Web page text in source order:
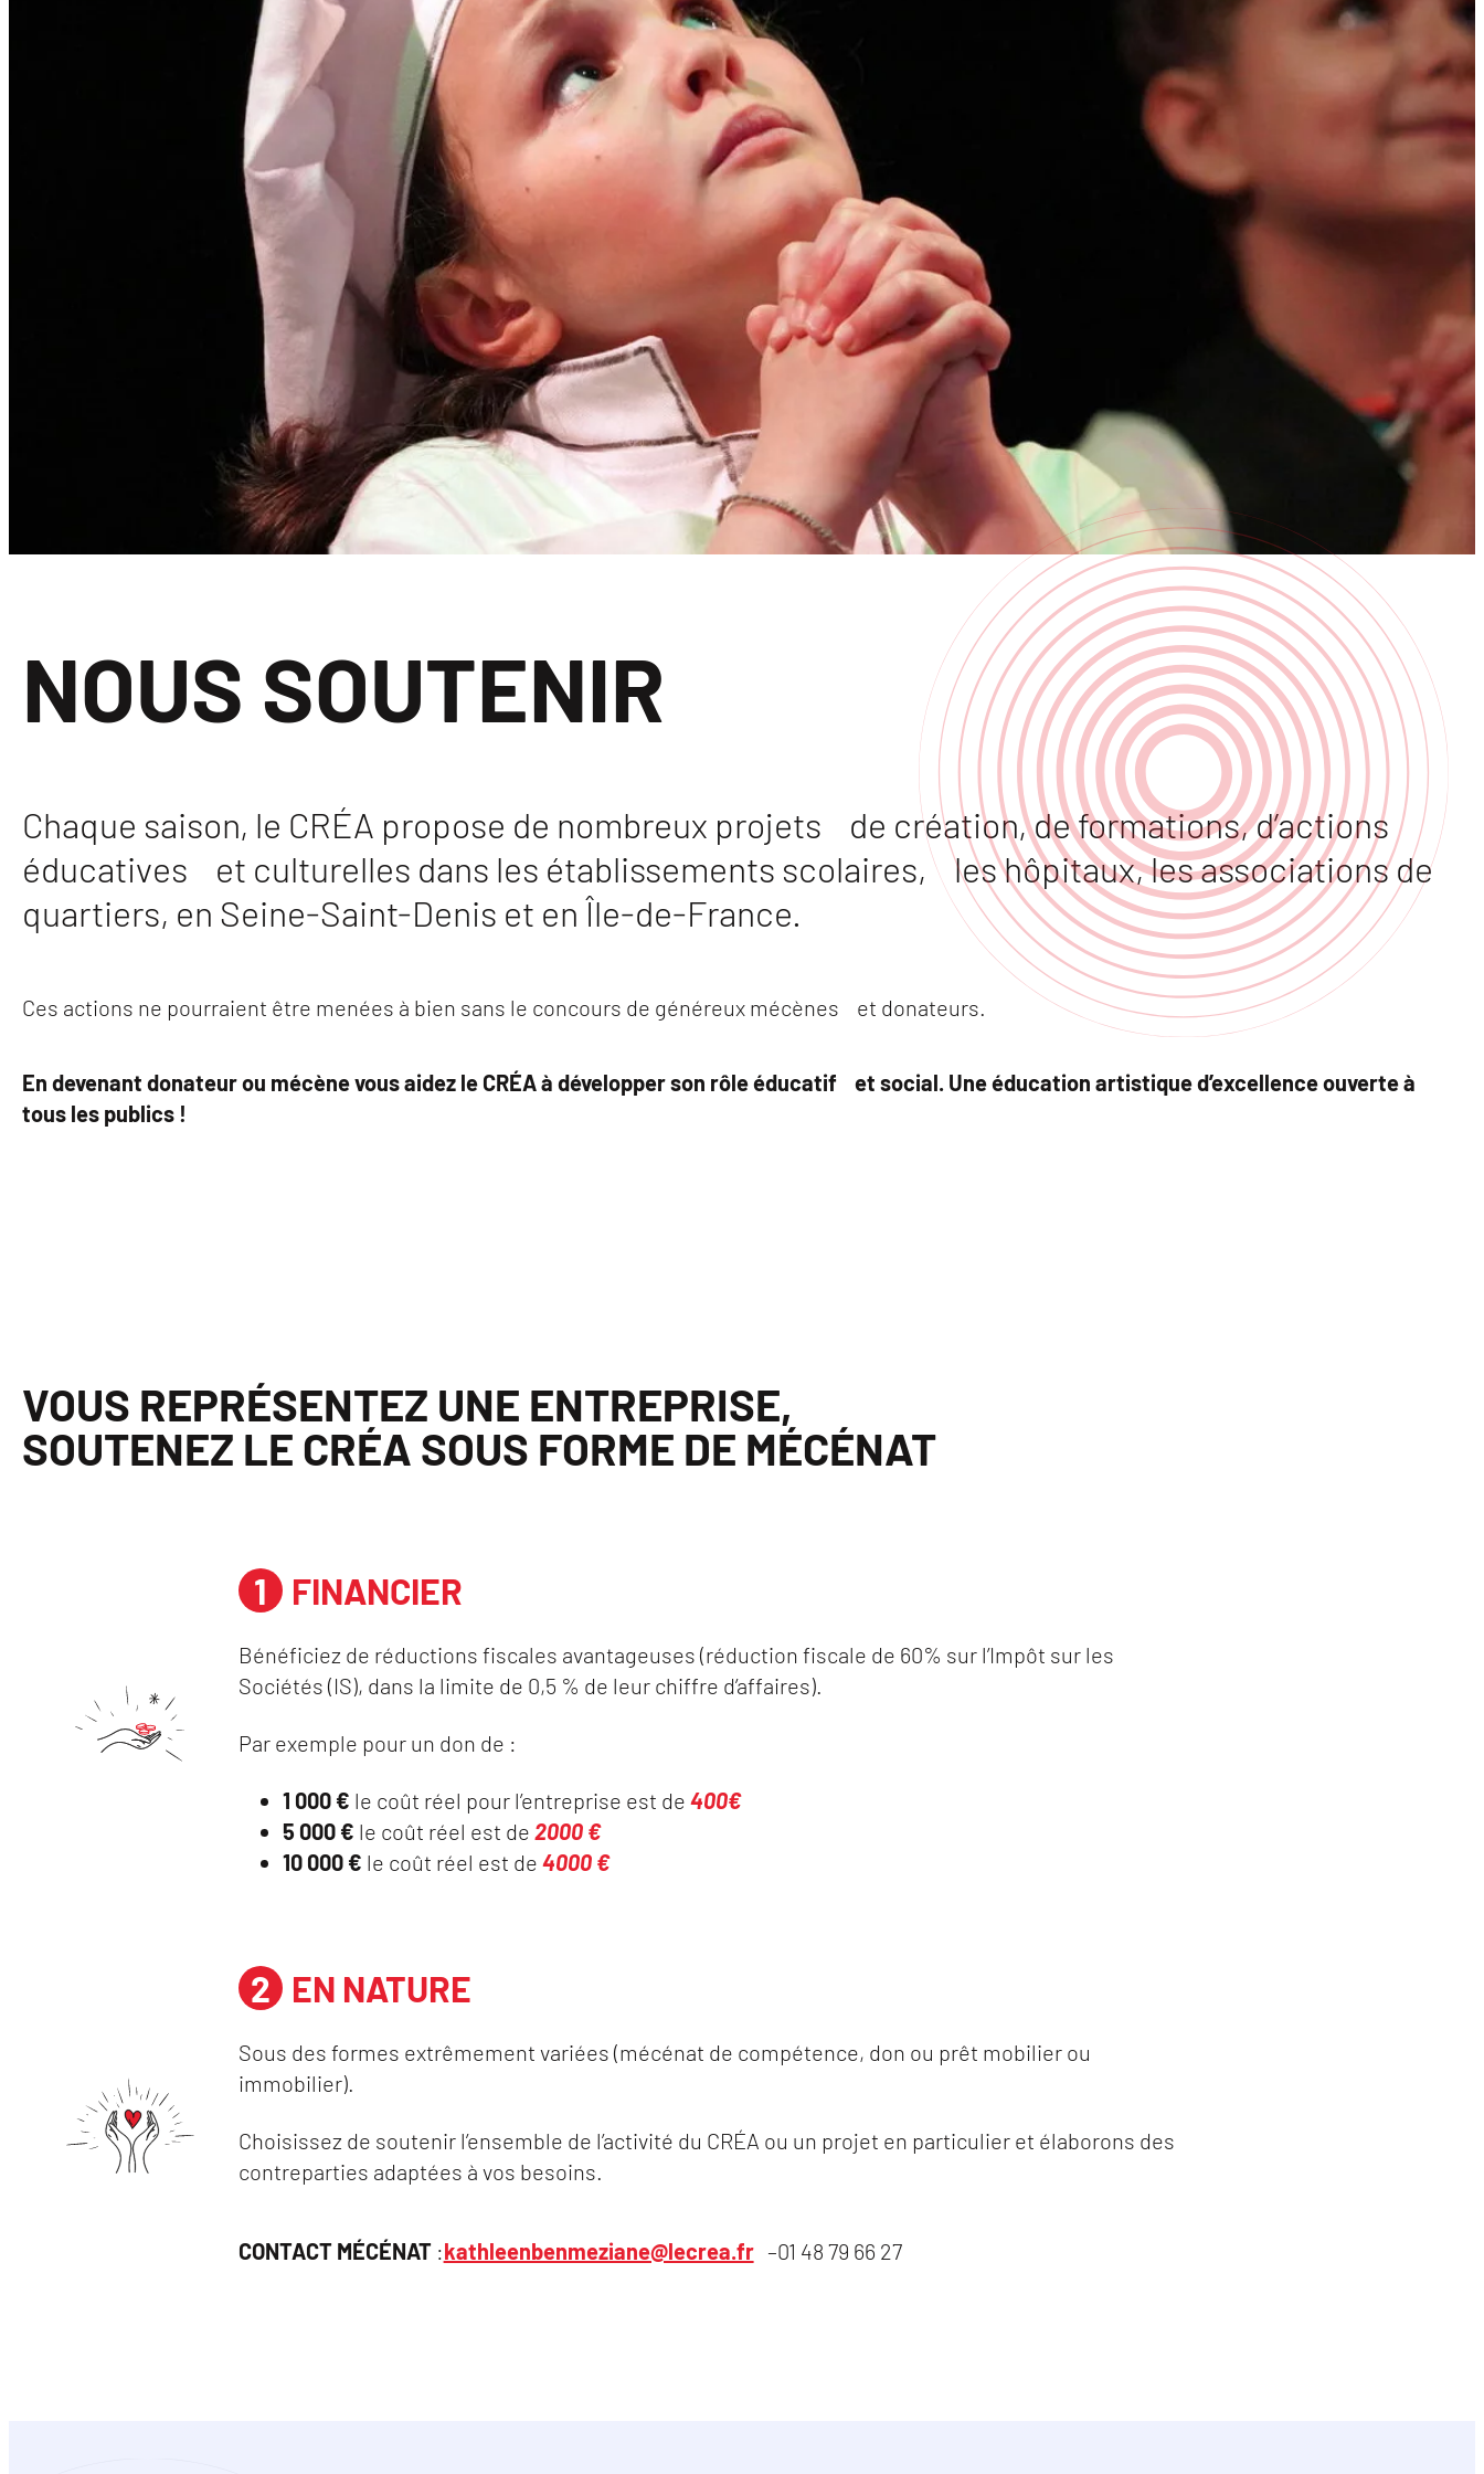
NOUS SOUTENIR
Chaque saison, le CRÉA propose de nombreux projets de création, de formations, d’actions
éducatives et culturelles dans les établissements scolaires, les hôpitaux, les associations de
quartiers, en Seine-Saint-Denis et en Île-de-France.
Ces actions ne pourraient être menées à bien sans le concours de généreux mécènes et donateurs.
En devenant donateur ou mécène vous aidez le CRÉA à développer son rôle éducatif et social. Une éducation artistique d’excellence ouverte à
tous les publics !
VOUS REPRÉSENTEZ UNE ENTREPRISE,
SOUTENEZ LE CRÉA SOUS FORME DE MÉCÉNAT
FINANCIER
Bénéficiez de réductions fiscales avantageuses (réduction fiscale de 60% sur l’Impôt sur les
Sociétés (IS), dans la limite de 0,5 % de leur chiffre d’affaires).
Par exemple pour un don de :
1 000 € le coût réel pour l’entreprise est de 400€
5 000 € le coût réel est de 2000 €
10 000 € le coût réel est de 4000 €
EN NATURE
Sous des formes extrêmement variées (mécénat de compétence, don ou prêt mobilier ou
immobilier).
Choisissez de soutenir l’ensemble de l’activité du CRÉA ou un projet en particulier et élaborons des
contreparties adaptées à vos besoins.
CONTACT MÉCÉNAT :kathleenbenmeziane@lecrea.fr –01 48 79 66 27